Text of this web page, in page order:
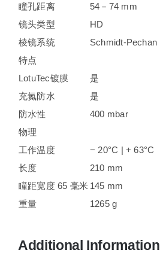
瞳孔距离
54－74 mm
镜头类型
HD
棱镜系统
Schmidt-Pechan
特点
LotuTec镀膜
是
充氮防水
是
防水性
400 mbar
物理
工作温度
− 20°C | + 63°C
长度
210 mm
瞳距宽度 65 毫米 145 mm
重量
1265 g
Additional Information